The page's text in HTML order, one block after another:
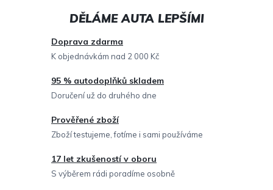
a
í
p
r
y
v
ý
Doprava zdarma
K objednávkám nad 2 000 Kč
95 % autodoplňků skladem
Doručení už do druhého dne
Prověřené zboží
Zboží testujeme, fotíme i sami používáme
17 let zkušeností v oboru
S výběrem rádi poradíme osobně